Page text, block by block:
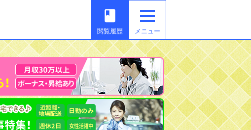
メニュー
book
閲覧履歴